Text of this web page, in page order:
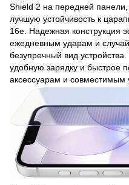
Shield 2 на передней панели,
лучшую устойчивость к
16e. Надежная конструкция
ежедневным ударам и
безупречный вид
удобную зарядку и быстрое
аксессуарам и совместимым